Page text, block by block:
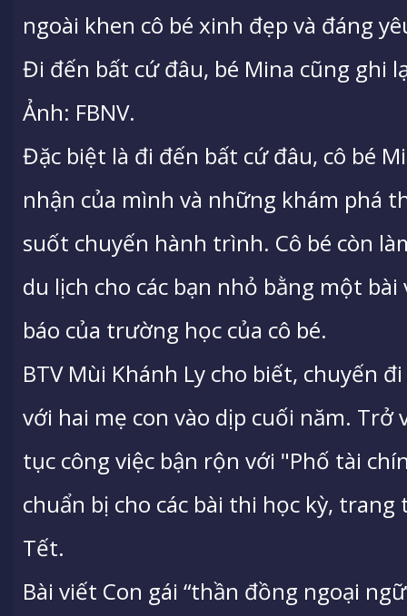
ngoài khen cô bé xinh đẹp và đáng
Đi đến bất cứ đâu, bé Mina cũng ghi
Ảnh: FBNV.
Đặc biệt là đi đến bất cứ đâu, cô bé
nhận của mình và những khám phá
suốt chuyến hành trình. Cô bé còn
du lịch cho các bạn nhỏ bằng một
báo của trường học của cô bé.
BTV Mùi Khánh Ly cho biết, chuyến
với hai mẹ con vào dịp cuối năm. Trở
tục công việc bận rộn với "Phố tài
chuẩn bị cho các bài thi học kỳ,
Tết.
Bài viết Con gái “thần đồng ngoại